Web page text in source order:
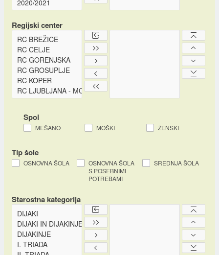
Regijski center
Spol
MEŠANO MOŠKI ŽENSKI
Tip šole
OSNOVNA ŠOLA
OSNOVNA ŠOLA
S POSEBNIMI
POTREBAMI
SREDNJA ŠOLA
Starostna kategorija